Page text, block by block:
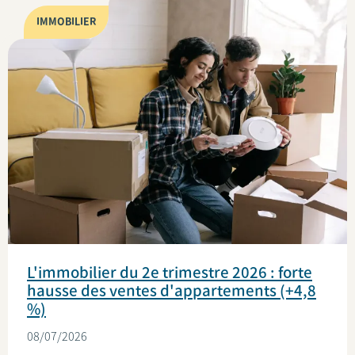
IMMOBILIER
L'immobilier du 2e trimestre 2026 : forte
hausse des ventes d'appartements (+4,8
%)
08/07/2026